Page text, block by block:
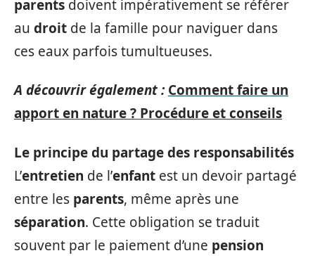
parents doivent impérativement se référer
au droit de la famille pour naviguer dans
ces eaux parfois tumultueuses.
A découvrir également : Comment faire un
apport en nature ? Procédure et conseils
Le principe du partage des responsabilités
L’entretien de l’enfant est un devoir partagé
entre les parents, même après une
séparation. Cette obligation se traduit
souvent par le paiement d’une pension